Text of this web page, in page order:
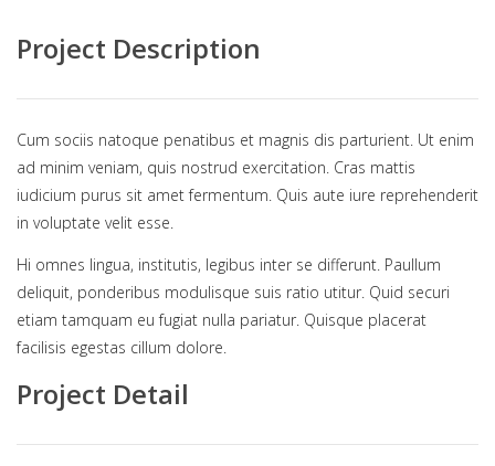
Project Description
Cum sociis natoque penatibus et magnis dis parturient. Ut enim
ad minim veniam, quis nostrud exercitation. Cras mattis
iudicium purus sit amet fermentum. Quis aute iure reprehenderit
in voluptate velit esse.
Hi omnes lingua, institutis, legibus inter se differunt. Paullum
deliquit, ponderibus modulisque suis ratio utitur. Quid securi
etiam tamquam eu fugiat nulla pariatur. Quisque placerat
facilisis egestas cillum dolore.
Project Detail